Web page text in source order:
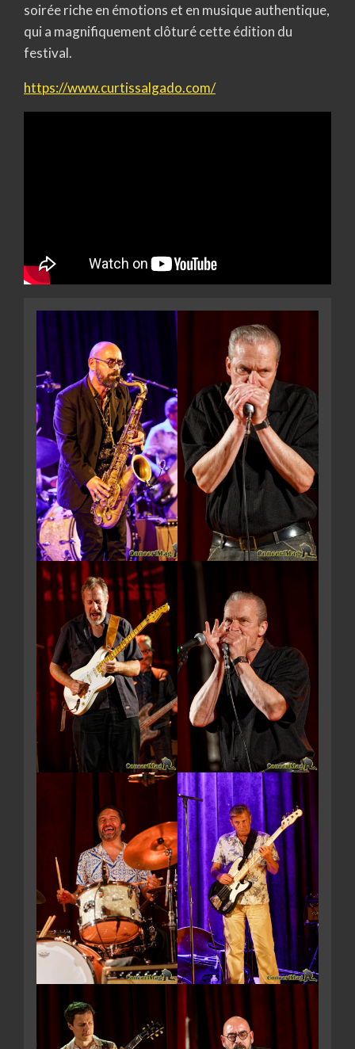
soirée riche en émotions et en musique authentique,
qui a magnifiquement clôturé cette édition du
festival.
https://www.curtissalgado.com/